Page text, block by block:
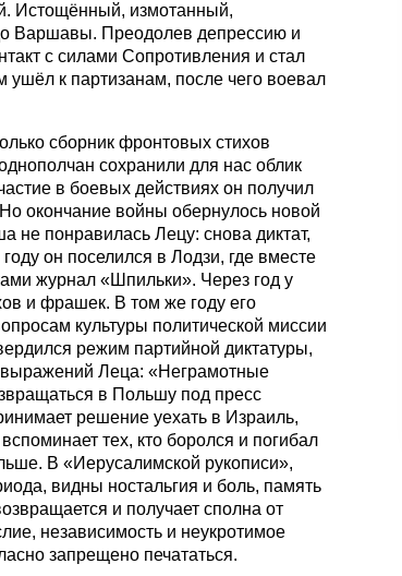
Истощённый, измотанный,
Варшавы. Преодолев депрессию и
с силами Сопротивления и стал
ушёл к партизанам, после чего воевал
сборник фронтовых стихов
сохранили для нас облик
в боевых действиях он получил
окончание войны обернулось новой
не понравилась Лецу: снова диктат,
он поселился в Лодзи, где вместе
журнал «Шпильки». Через год у
и фрашек. В том же году его
культуры политической миссии
режим партийной диктатуры,
выражений Леца: «Неграмотные
в Польшу под пресс
решение уехать в Израиль,
тех, кто боролся и погибал
В «Иерусалимской рукописи»,
видны ностальгия и боль, память
и получает сполна от
независимость и неукротимое
запрещено печататься.